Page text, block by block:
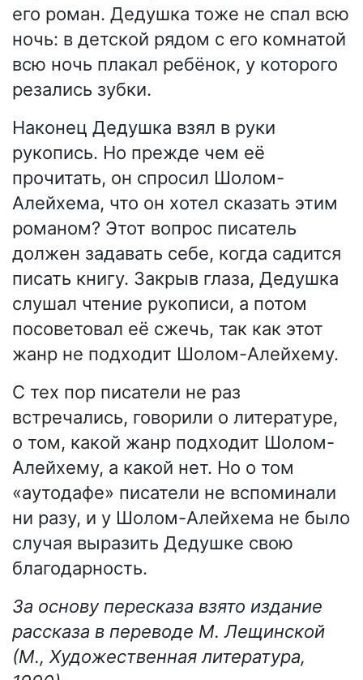
его роман. Дедушка тоже не спал всю
ночь: в детской рядом с его комнатой
всю ночь плакал ребёнок, у которого
резались зубки.
Наконец Дедушка взял в руки
рукопись. Но прежде чем её
прочитать, он спросил Шолом-
Алейхема, что он хотел сказать этим
романом? Этот вопрос писатель
должен задавать себе, когда садится
писать книгу. Закрыв глаза, Дедушка
слушал чтение рукописи, а потом
посоветовал её сжечь, так как этот
жанр не подходит Шолом-Алейхему.
С тех пор писатели не раз
встречались, говорили о литературе,
о том, какой жанр подходит Шолом-
Алейхему, а какой нет. Но о том
«аутодафе» писатели не вспоминали
ни разу, и у Шолом-Алейхема не было
случая выразить Дедушке свою
благодарность.
За основу пересказа взято издание
рассказа в переводе М. Лещинской
(М., Художественная литература,